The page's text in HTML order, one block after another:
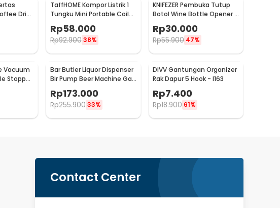
Drip
-
TaffHOME Kompor Listrik 1
Tungku Mini Portable Coil
Hot Plate 500W - C1-1000-
03
Rp58.000
Rp92.900 38%
KNIFEZER Pembuka Tutup
Botol Wine Bottle Opener -
TYK-074B
Rp30.000
Rp55.900 47%
Vacuum
Stopper
Bar Butler Liquor Dispenser
Bir Pump Beer Machine Gas
Station 900ml - P-36
Rp173.000
Rp255.900 33%
DIVV Gantungan Organizer
Rak Dapur 5 Hook - I163
Rp7.400
Rp18.900 61%
Contact Center